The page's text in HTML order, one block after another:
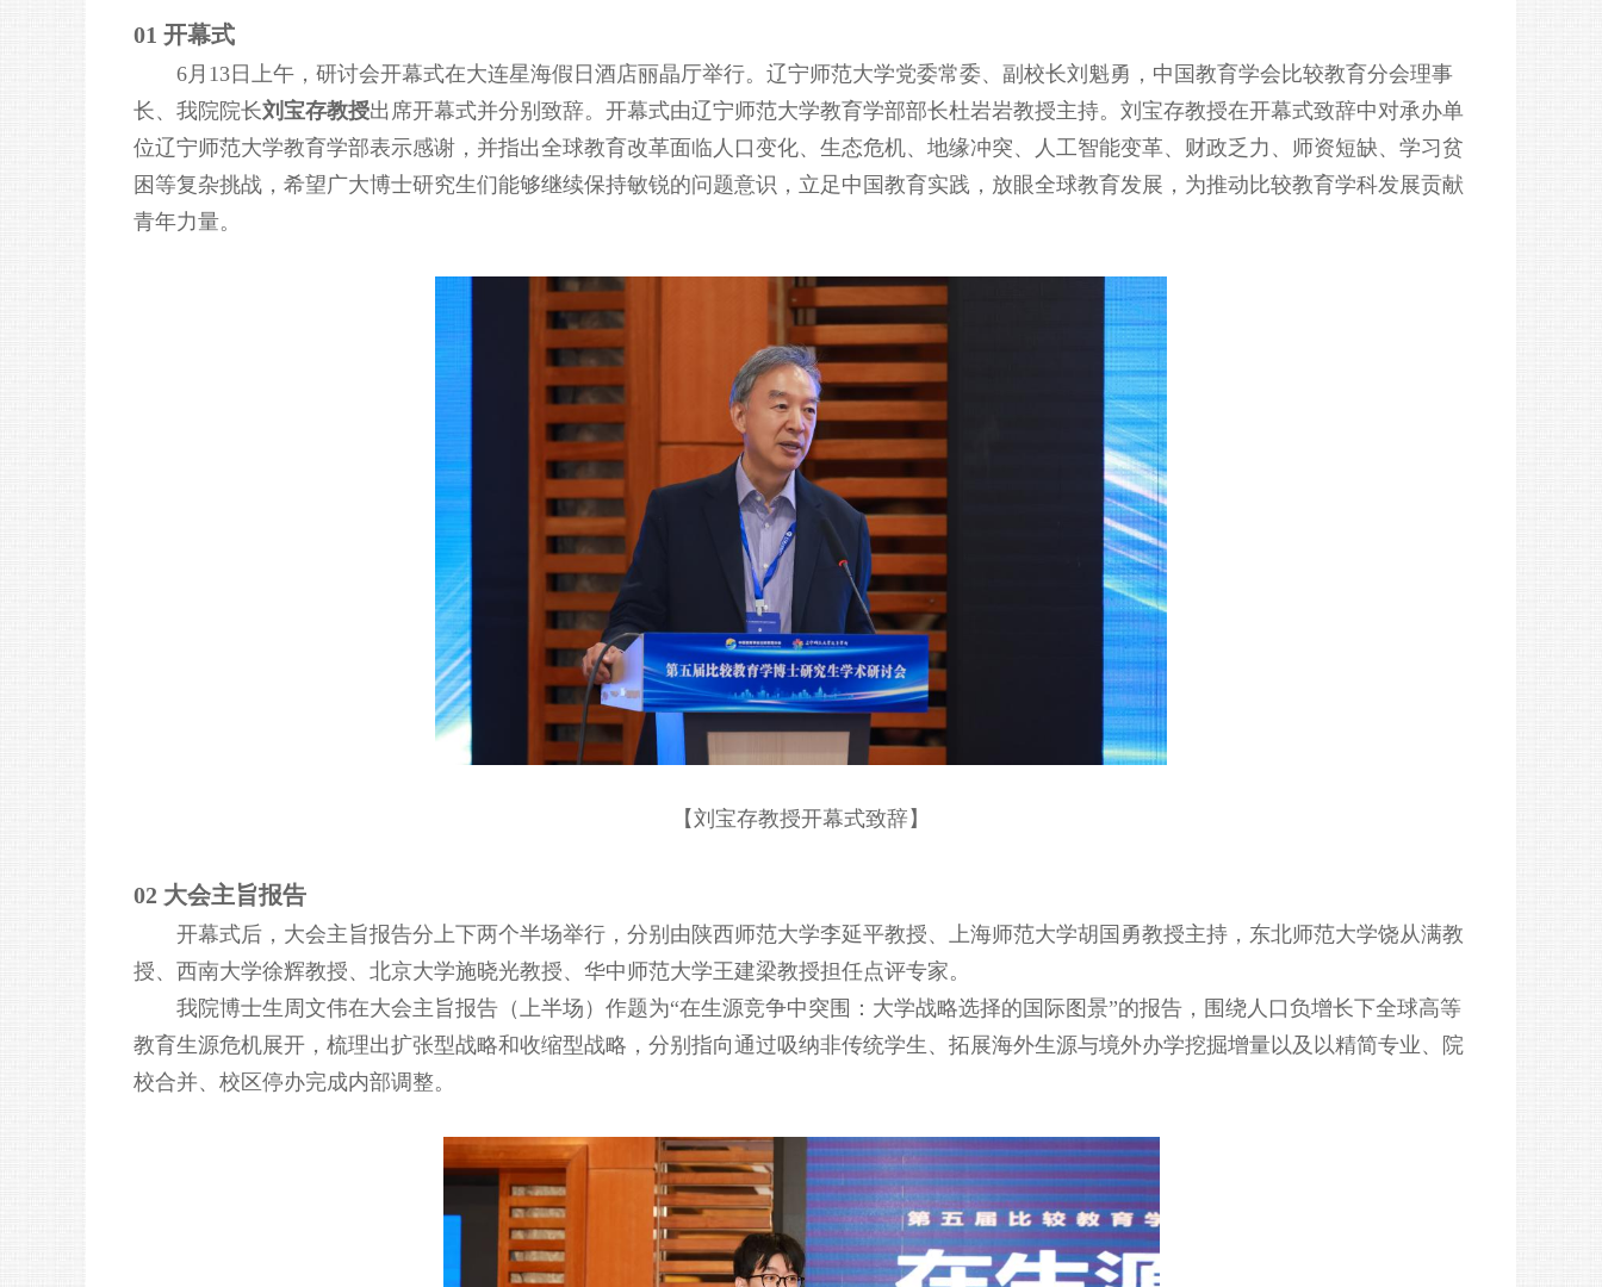
01 开幕式
6月13日上午，研讨会开幕式在大连星海假日酒店丽晶厅举行。辽宁师范大学党委常委、副校长刘魁勇，中国教育学会比较教育分会理事
长、我院院长刘宝存教授出席开幕式并分别致辞。开幕式由辽宁师范大学教育学部部长杜岩岩教授主持。刘宝存教授在开幕式致辞中对承办单
位辽宁师范大学教育学部表示感谢，并指出全球教育改革面临人口变化、生态危机、地缘冲突、人工智能变革、财政乏力、师资短缺、学习贫
困等复杂挑战，希望广大博士研究生们能够继续保持敏锐的问题意识，立足中国教育实践，放眼全球教育发展，为推动比较教育学科发展贡献
青年力量。
【刘宝存教授开幕式致辞】
02 大会主旨报告
开幕式后，大会主旨报告分上下两个半场举行，分别由陕西师范大学李延平教授、上海师范大学胡国勇教授主持，东北师范大学饶从满教
授、西南大学徐辉教授、北京大学施晓光教授、华中师范大学王建梁教授担任点评专家。
我院博士生周文伟在大会主旨报告（上半场）作题为“在生源竞争中突围：大学战略选择的国际图景”的报告，围绕人口负增长下全球高等
教育生源危机展开，梳理出扩张型战略和收缩型战略，分别指向通过吸纳非传统学生、拓展海外生源与境外办学挖掘增量以及以精简专业、院
校合并、校区停办完成内部调整。